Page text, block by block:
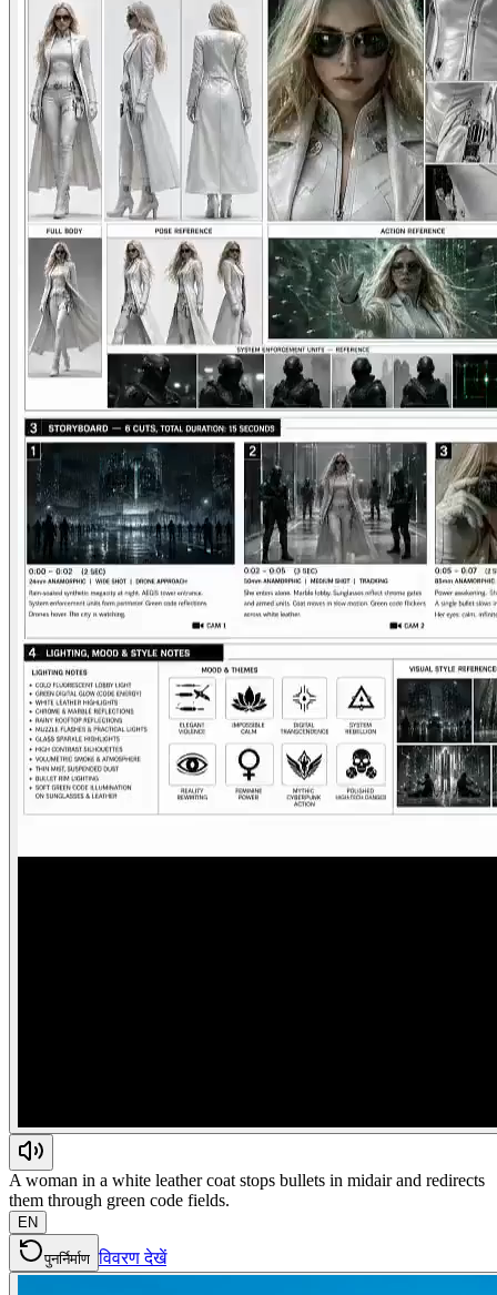
A woman in a white leather coat stops bullets in midair and redirects
them through green code fields.
EN
पुनर्निर्माण विवरण देखें